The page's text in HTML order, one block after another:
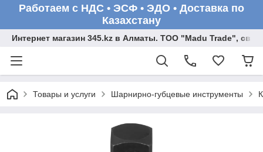
Работаем с НДС • ЭСФ • ЭДО • Доставка по
Казахстану
Интернет магазин 345.kz в Алматы. ТОО "Madu Trade",
Товары и услуги Шарнирно-губцевые инструменты